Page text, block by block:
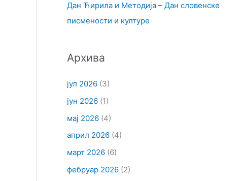
Дан Ћирила и Методија – Дан словенске
писмености и културе
Архива
јул 2026(3)
јун 2026(1)
мај 2026(4)
април 2026(4)
март 2026(6)
фебруар 2026(2)